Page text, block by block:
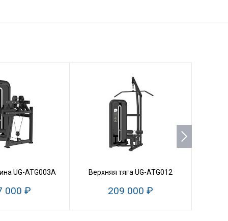
UG-ATG003A
000 ₽
Верхняя тяга UG-ATG012
209 000 ₽